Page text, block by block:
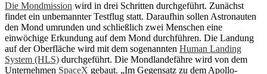
Die Mondmission wird in drei Schritten durchgeführt. Zunächst
findet ein unbemannter Testflug statt. Daraufhin sollen Astronauten
den Mond umrunden und schließlich zwei Menschen eine
einwöchige Erkundung auf dem Mond durchführen. Die Landung
auf der Oberfläche wird mit dem sogenannten Human Landing
System (HLS) durchgeführt. Die Mondlandefähre wird von dem
Unternehmen SpaceX gebaut. „Im Gegensatz zu dem Apollo-